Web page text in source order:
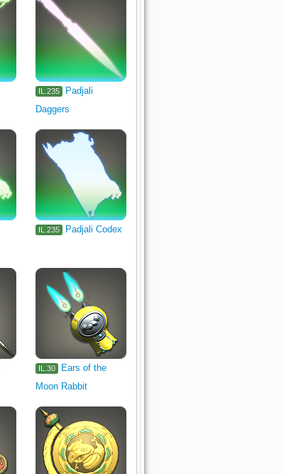
Meal
IL.235
Padjali
Daggers
IL.235 Padjali Codex
IL.30
Ears of the
Moon Rabbit